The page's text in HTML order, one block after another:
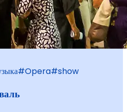
#Opera#show